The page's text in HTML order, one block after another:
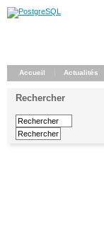
Accueil Actualités
Rechercher